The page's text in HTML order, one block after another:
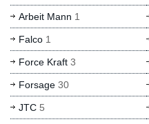
Arbeit Mann 1
Falco 1
Force Kraft 3
Forsage 30
JTC 5